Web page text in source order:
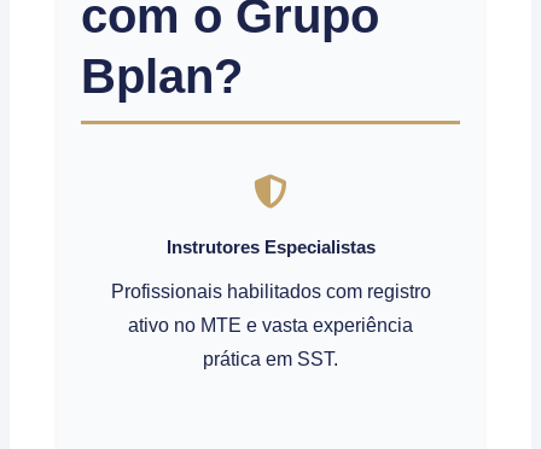
com o Grupo
Bplan?
Instrutores Especialistas
Profissionais habilitados com registro
ativo no MTE e vasta experiência
prática em SST.